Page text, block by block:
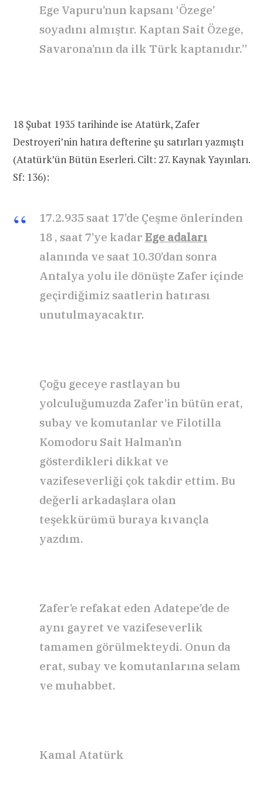
Ege Vapuru’nun kapsanı ‘Özege’
soyadını almıştır. Kaptan Sait Özege,
Savarona’nın da ilk Türk kaptanıdır.”
18 Şubat 1935 tarihinde ise Atatürk, Zafer
Destroyeri’nin hatıra defterine şu satırları yazmıştı
(Atatürk’ün Bütün Eserleri. Cilt: 27. Kaynak Yayınları.
Sf: 136):
17.2.935 saat 17’de Çeşme önlerinden
18 , saat 7’ye kadar Ege adaları
alanında ve saat 10.30’dan sonra
Antalya yolu ile dönüşte Zafer içinde
geçirdiğimiz saatlerin hatırası
unutulmayacaktır.
Çoğu geceye rastlayan bu
yolculuğumuzda Zafer’in bütün erat,
subay ve komutanlar ve Filotilla
Komodoru Sait Halman’ın
gösterdikleri dikkat ve
vazifeseverliği çok takdir ettim. Bu
değerli arkadaşlara olan
teşekkürümü buraya kıvançla
yazdım.
Zafer’e refakat eden Adatepe’de de
aynı gayret ve vazifeseverlik
tamamen görülmekteydi. Onun da
erat, subay ve komutanlarına selam
ve muhabbet.
Kamal Atatürk